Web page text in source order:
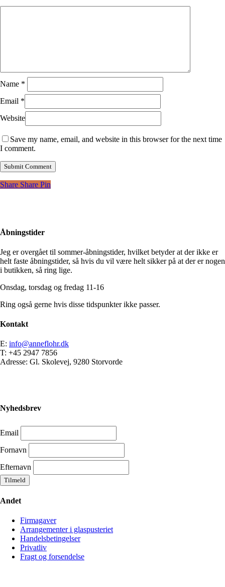
Name *
Email *
Website
Save my name, email, and website in this browser for the next time
I comment.
Share Share Pin
Åbningstider
Jeg er overgået til sommer-åbningstider, hvilket betyder at der ikke er
helt faste åbningstider, så hvis du vil være helt sikker på at der er nogen
i butikken, så ring lige.
Onsdag, torsdag og fredag 11-16
Ring også gerne hvis disse tidspunkter ikke passer.
Kontakt
E: info@anneflohr.dk
T: +45 2947 7856
Adresse: Gl. Skolevej, 9280 Storvorde
Nyhedsbrev
Email
Fornavn
Efternavn
Andet
Firmagaver
Arrangementer i glaspusteriet
Handelsbetingelser
Privatliv
Fragt og forsendelse